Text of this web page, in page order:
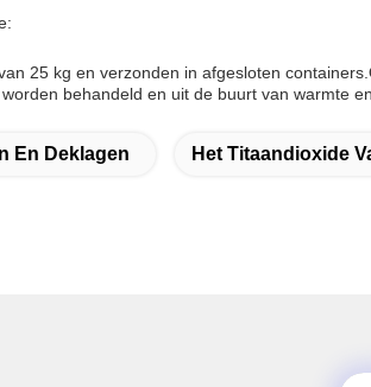
25 kg en verzonden in afgesloten
behandeld en uit de buurt van warmte
En Deklagen Het Titaandioxide